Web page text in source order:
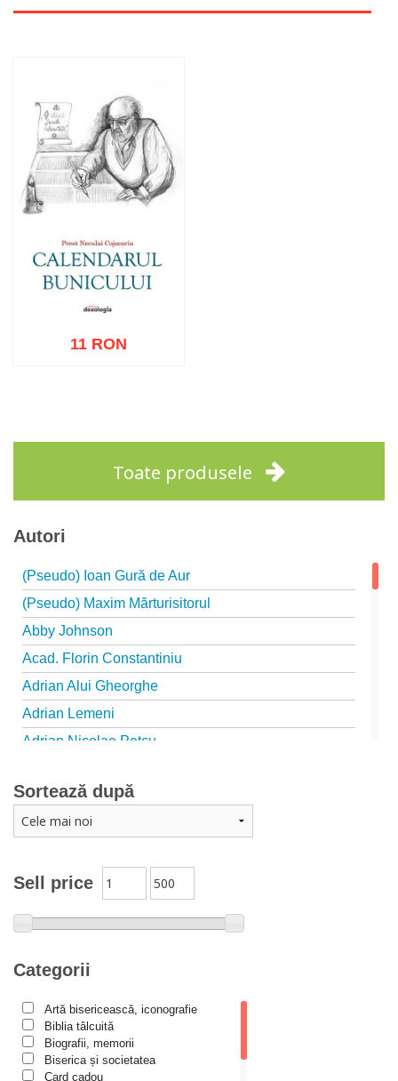
11 RON
Toate produsele
Autori
(Pseudo) Ioan Gură de Aur
(Pseudo) Maxim Mărturisitorul
Abby Johnson
Acad. Florin Constantiniu
Adrian Alui Gheorghe
Adrian Lemeni
Adrian Nicolae Petcu
Adriana Petrescu
Alexandra Rotariu
Alexandru Creţu
Alexandru Huțanu
Alexandru Lascarov-Moldovanu
Alexandru Rădescu
Alexandru Tkacenko
Alexis Torrance
Sell price
Categorii
Artă bisericească, iconografie
Biblia tâlcuită
Biografii, memorii
Biserica și societatea
Card cadou
Sortează după